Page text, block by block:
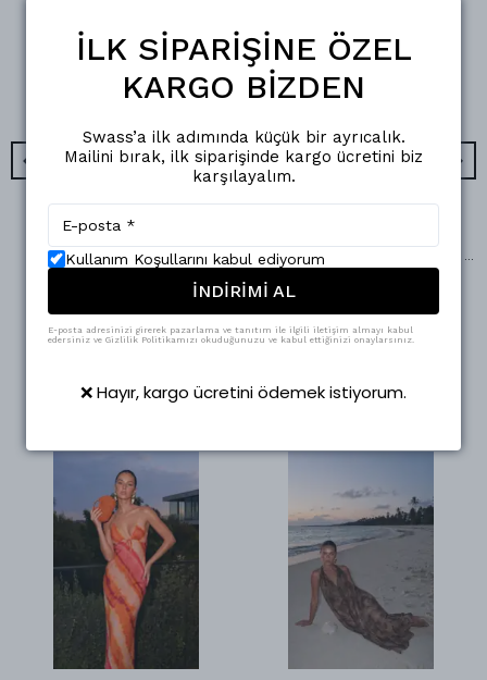
Gina Sculpt Takım Bordo
3 Beden
Rosé Gold Tokalı Yelek Takım Sarı
3 Beden
İLK SİPARİŞİNE ÖZEL
KARGO BİZDEN
Swass’a ilk adımında küçük bir ayrıcalık.
Mailini bırak, ilk siparişinde kargo ücretini biz
karşılayalım.
Kullanım Koşullarını kabul ediyorum
İNDİRİMİ AL
E-posta adresinizi girerek pazarlama ve tanıtım ile ilgili iletişim almayı kabul
edersiniz ve Gizlilik Politikamızı okuduğunuzu ve kabul ettiğinizi onaylarsınız.
❌ Hayır, kargo ücretini ödemek istiyorum.